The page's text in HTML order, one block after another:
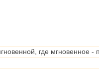
где мгновенное -